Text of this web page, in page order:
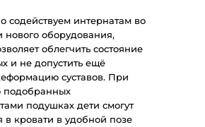
содействуем интернатам во
нового оборудования,
облегчить состояние
и не допустить ещё
суставов. При
подобранных
подушках дети смогут
в кровати в удобной позе